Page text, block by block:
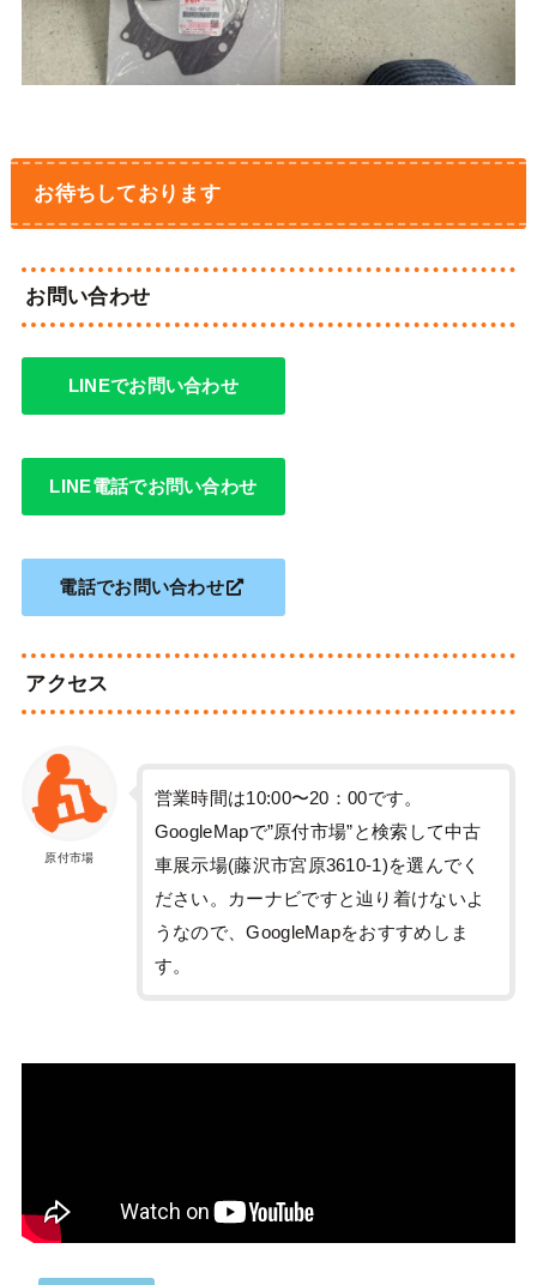
お待ちしております
お問い合わせ
LINEでお問い合わせ
LINE電話でお問い合わせ
電話でお問い合わせ
アクセス
原付市場
営業時間は10:00〜20：00です。
GoogleMapで”原付市場”と検索して中古
車展示場(藤沢市宮原3610-1)を選んでく
ださい。カーナビですと辿り着けないよ
うなので、GoogleMapをおすすめしま
す。